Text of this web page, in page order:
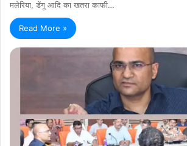
मलेरिया, डेंगू आदि का खतरा काफी…
Read More »